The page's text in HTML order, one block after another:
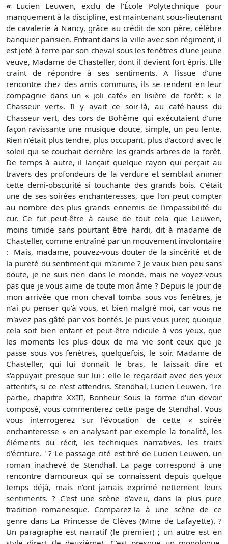
« Lucien Leuwen, exclu de l'École Polytechnique pour
manquement à la discipline, est maintenant sous-lieutenant
de cavalerie à Nancy, grâce au crédit de son père, célèbre
banquier parisien. Entrant dans la ville avec son régiment, il
est jeté à terre par son cheval sous les fenêtres d'une jeune
veuve, Madame de Chasteller, dont il devient fort épris. Elle
craint de répondre à ses sentiments. A l'issue d'une
rencontre chez des amis communs, ils se rendent en leur
compagnie dans un « joli café» en lisière de forêt: « le
Chasseur vert». Il y avait ce soir-là, au café-hauss du
Chasseur vert, des cors de Bohême qui exécutaient d'une
façon ravissante une musique douce, simple, un peu lente.
Rien n'était plus tendre, plus occupant, plus d'accord avec le
soleil qui se couchait derrière les grands arbres de la forêt.
De temps à autre, il lançait quelque rayon qui perçait au
travers des profondeurs de la verdure et semblait animer
cette demi-obscurité si touchante des grands bois. C'était
une de ses soirées enchanteresses, que l'on peut compter
au nombre des plus grands ennemis de l'impassibilité du
cur. Ce fut peut-être à cause de tout cela que Leuwen,
moins timide sans pourtant être hardi, dit à madame de
Chasteller, comme entraîné par un mouvement involontaire
:  Mais, madame, pouvez-vous douter de la sincérité et de
la pureté du sentiment qui m'anime ? Je vaux bien peu sans
doute, je ne suis rien dans le monde, mais ne voyez-vous
pas que je vous aime de toute mon âme ? Depuis le jour de
mon arrivée que mon cheval tomba sous vos fenêtres, je
n'ai pu penser qu'à vous, et bien malgré moi, car vous ne
m'avez pas gâté par vos bontés. Je puis vous jurer, quoique
cela soit bien enfant et peut-être ridicule à vos yeux, que
les moments les plus doux de ma vie sont ceux que je
passe sous vos fenêtres, quelquefois, le soir. Madame de
Chasteller, qui lui donnait le bras, le laissait dire et
s'appuyait presque sur lui : elle le regardait avec des yeux
attentifs, si ce n'est attendris. Stendhal, Lucien Leuwen, 1re
partie, chapitre XXIII, Bonheur Sous la forme d'un devoir
composé, vous commenterez cette page de Stendhal. Vous
vous interrogerez sur l'évocation de cette « soirée
enchanteresse » en analysant par exemple la tonalité, les
éléments du récit, les techniques narratives, les traits
d'écriture. ' ? Le passage cité est tiré de Lucien Leuwen, un
roman inachevé de Stendhal. La page correspond à une
rencontre d'amoureux qui se connaissent depuis quelque
temps déjà, mais n'ont jamais exprimé nettement leurs
sentiments. ? C'est une scène d'aveu, dans la plus pure
tradition romanesque. Comparez-la à une scène de ce
genre dans La Princesse de Clèves (Mme de Lafayette). ?
Un paragraphe est narratif (le premier) ; un autre est en